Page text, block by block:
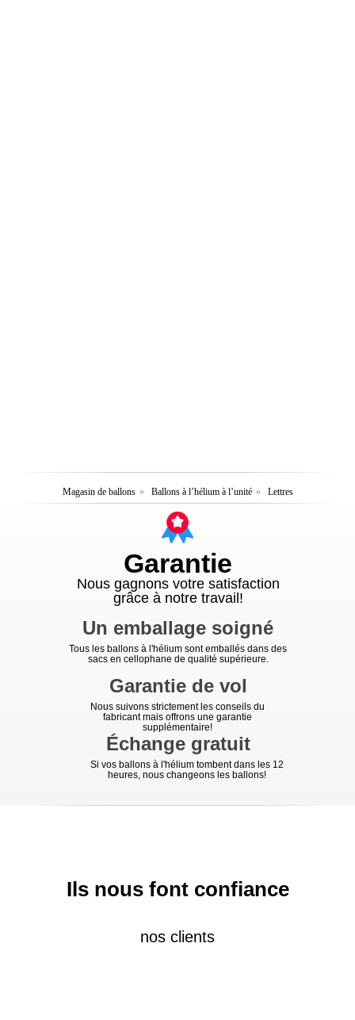
Magasin de ballons » Ballons à l’hélium à l’unité » Lettres
Garantie
Nous gagnons votre satisfaction
grâce à notre travail!
Échange gratuit
Si vos ballons à l'hélium tombent dans les 12
heures, nous changeons les ballons!
Un emballage soigné
Garantie de vol
Nous suivons strictement les conseils du
fabricant mais offrons une garantie
supplémentaire!
Tous les ballons à l'hélium sont emballés dans des
sacs en cellophane de qualité supérieure.
Ils nous font confiance
nos clients